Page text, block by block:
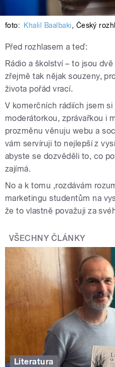
foto: Khalil Baalbaki, Český
Před rozhlasem a teď:
Rádio a školství – to jsou
zřejmě tak nějak souzeny,
života pořád vrací.
V komerčních rádiích jsem
moderátorkou, zprávařkou i
prozměnu věnuju webu a
vám servíruji to nejlepší z
abyste se dozvěděli to, co
zajímá.
No a k tomu ‚rozdávám
marketingu studentům na
že to vlastně považuji za
VŠECHNY ČLÁNKY
Literatura